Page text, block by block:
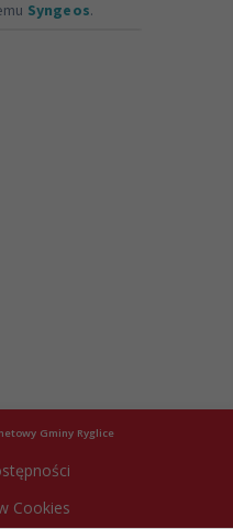
Gminy Ryglice
Cookies